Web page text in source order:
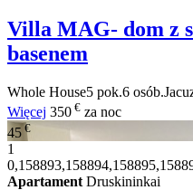
Villa MAG- dom z
basenem
Whole House5 pok.6 osób.
Więcej 350 € za noc
45€
1
Apartament Druskininkai